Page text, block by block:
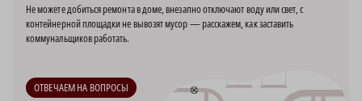
Не можете добиться ремонта в доме, внезапно отключают воду или свет, с
контейнерной площадки не вывозят мусор — расскажем, как заставить
коммунальщиков работать.
ОТВЕЧАЕМ НА ВОПРОСЫ